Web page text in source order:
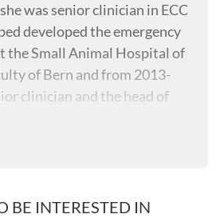
was senior clinician in ECC
developed the emergency
the Small Animal Hospital of
of Bern and from 2013-
clinician and the head of
of the Vetsuisse Faculty
own company VET ECC CE
BE INTERESTED IN